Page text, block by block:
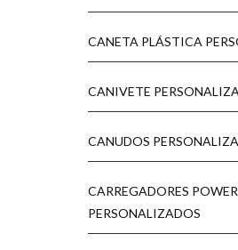
CANETA PLÁSTICA
CANIVETE
CANUDOS
CARREGADORES
PERSONALIZADOS